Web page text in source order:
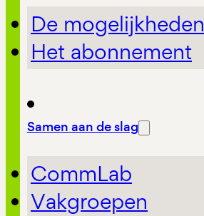
De mogelijkheden
Het abonnement
Samen aan de slag
CommLab
Vakgroepen